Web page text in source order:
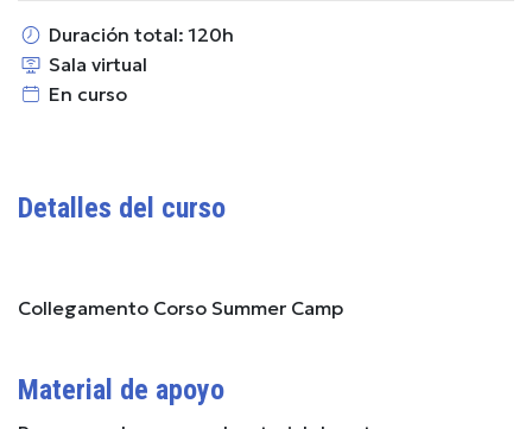
Duración total: 120h
Sala virtual
En curso
Detalles del curso
Collegamento Corso Summer Camp
Material de apoyo